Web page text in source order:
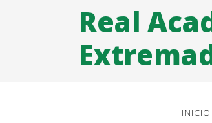
Real
INICIO